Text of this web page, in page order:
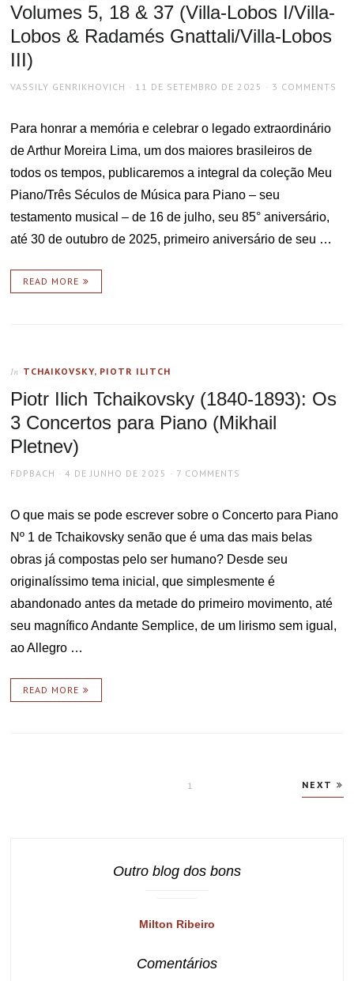
Volumes 5, 18 & 37 (Villa-Lobos I/Villa-
Lobos & Radamés Gnattali/Villa-Lobos
III)
AUTHOR
VASSILY GENRIKHOVICH
POSTED
11 DE SETEMBRO DE 2025 3 COMMENTS
Para honrar a memória e celebrar o legado extraordinário
de Arthur Moreira Lima, um dos maiores brasileiros de
todos os tempos, publicaremos a integral da coleção Meu
Piano/Três Séculos de Música para Piano – seu
testamento musical – de 16 de julho, seu 85° aniversário,
até 30 de outubro de 2025, primeiro aniversário de seu …
READ MORE
In TCHAIKOVSKY, PIOTR ILITCH
Piotr Ilich Tchaikovsky (1840-1893): Os
3 Concertos para Piano (Mikhail
Pletnev)
AUTHOR
FDPBACH
POSTED
4 DE JUNHO DE 2025 7 COMMENTS
O que mais se pode escrever sobre o Concerto para Piano
Nº 1 de Tchaikovsky senão que é uma das mais belas
obras já compostas pelo ser humano? Desde seu
originalíssimo tema inicial, que simplesmente é
abandonado antes da metade do primeiro movimento, até
seu magnífico Andante Semplice, de um lirismo sem igual,
ao Allegro …
READ MORE
1 NEXT
Outro blog dos bons
Milton Ribeiro
Comentários